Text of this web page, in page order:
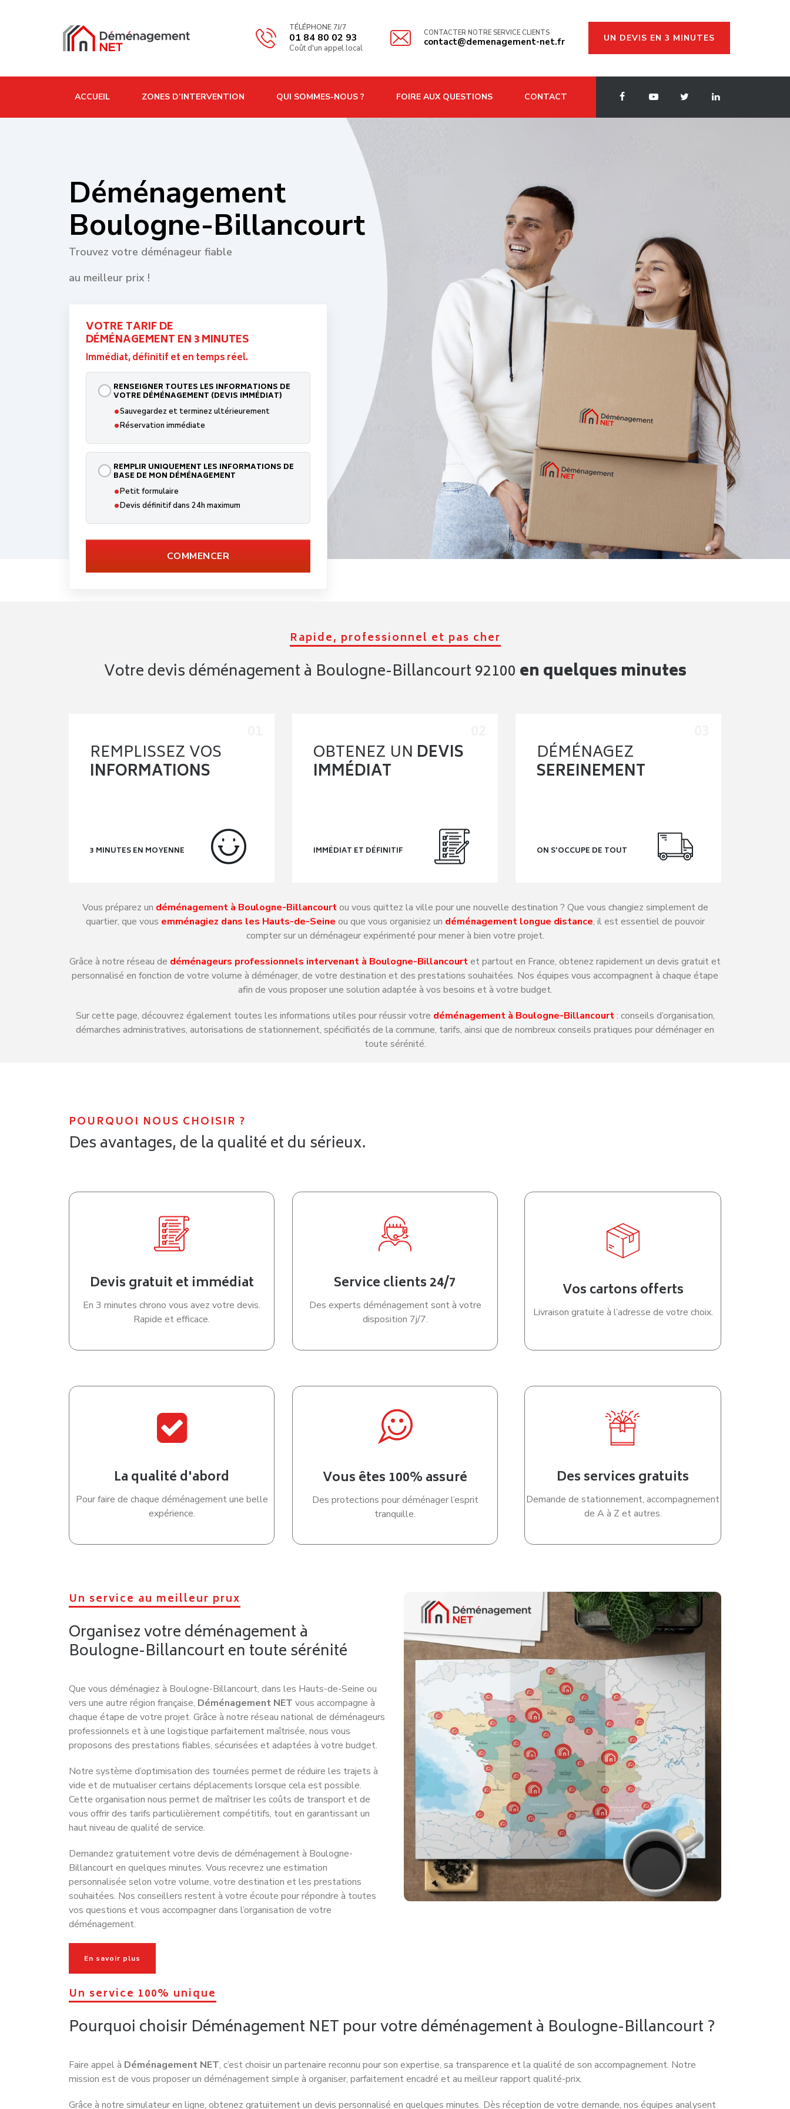
TÉLÉPHONE 7J/7
01 84 80 02 93
Coût d'un appel local
CONTACTER NOTRE SERVICE CLIENTS
contact@demenagement-net.fr UN DEVIS EN 3 MINUTES
ACCUEIL ZONES D’INTERVENTION QUI SOMMES-NOUS ? FOIRE AUX QUESTIONS CONTACT
Déménagement
Boulogne-Billancourt
Trouvez votre déménageur fiable
au meilleur prix !
VOTRE TARIF DE
DÉMÉNAGEMENT EN 3 MINUTES
Immédiat, définitif et en temps réel.
RENSEIGNER TOUTES LES INFORMATIONS DE
VOTRE DÉMÉNAGEMENT (DEVIS IMMÉDIAT)
•Sauvegardez et terminez ultérieurement
•Réservation immédiate
REMPLIR UNIQUEMENT LES INFORMATIONS DE
BASE DE MON DÉMÉNAGEMENT
•Petit formulaire
•Devis définitif dans 24h maximum
COMMENCER
Rapide, professionnel et pas cher
Votre devis déménagement à Boulogne-Billancourt 92100 en quelques minutes
REMPLISSEZ VOS
INFORMATIONS
3 MINUTES EN MOYENNE
OBTENEZ UN DEVIS
IMMÉDIAT
IMMÉDIAT ET DÉFINITIF
DÉMÉNAGEZ
SEREINEMENT
ON S'OCCUPE DE TOUT
Vous préparez un déménagement à Boulogne-Billancourtou vous quittez la ville pour une nouvelle destination ? Que vous changiez simplement de
quartier, que vous emménagiez dans les Hauts-de-Seine ou que vous organisiez un déménagement longue distance, il est essentiel de pouvoir
compter sur un déménageur expérimenté pour mener à bien votre projet.
Grâce à notre réseau de déménageurs professionnels intervenant à Boulogne-Billancourtet partout en France, obtenez rapidement un devis gratuit et
personnalisé en fonction de votre volume à déménager, de votre destination et des prestations souhaitées. Nos équipes vous accompagnent à chaque étape
afin de vous proposer une solution adaptée à vos besoins et à votre budget.
Sur cette page, découvrez également toutes les informations utiles pour réussir votre déménagement à Boulogne-Billancourt: conseils d’organisation,
démarches administratives, autorisations de stationnement, spécificités de la commune, tarifs, ainsi que de nombreux conseils pratiques pour déménager en
toute sérénité.
POURQUOI NOUS CHOISIR ?
Des avantages, de la qualité et du sérieux.
Devis gratuit et immédiat
En 3 minutes chrono vous avez votre devis.
Rapide et efficace.
Service clients 24/7
Des experts déménagement sont à votre
disposition 7j/7.
Vos cartons offerts
Livraison gratuite à l’adresse de votre choix.
La qualité d'abord
Pour faire de chaque déménagement une belle
expérience.
Vous êtes 100% assuré
Des protections pour déménager l’esprit
tranquille.
Des services gratuits
Demande de stationnement, accompagnement
de A à Z et autres.
Un service au meilleur prux
Organisez votre déménagement à
Boulogne-Billancourt en toute sérénité
Que vous déménagiez à Boulogne-Billancourt, dans les Hauts-de-Seine ou
vers une autre région française, Déménagement NET vous accompagne à
chaque étape de votre projet. Grâce à notre réseau national de déménageurs
professionnels et à une logistique parfaitement maîtrisée, nous vous
proposons des prestations fiables, sécurisées et adaptées à votre budget.
Notre système d’optimisation des tournées permet de réduire les trajets à
vide et de mutualiser certains déplacements lorsque cela est possible.
Cette organisation nous permet de maîtriser les coûts de transport et de
vous offrir des tarifs particulièrement compétitifs, tout en garantissant un
haut niveau de qualité de service.
Demandez gratuitement votre devis de déménagement à Boulogne-
Billancourt en quelques minutes. Vous recevrez une estimation
personnalisée selon votre volume, votre destination et les prestations
souhaitées. Nos conseillers restent à votre écoute pour répondre à toutes
vos questions et vous accompagner dans l’organisation de votre
déménagement.
En savoir plus
Un service 100% unique
Pourquoi choisir Déménagement NET pour votre déménagement à Boulogne-Billancourt ?
Faire appel à Déménagement NET, c’est choisir un partenaire reconnu pour son expertise, sa transparence et la qualité de son accompagnement. Notre
mission est de vous proposer un déménagement simple à organiser, parfaitement encadré et au meilleur rapport qualité-prix.
Grâce à notre simulateur en ligne, obtenez gratuitement un devis personnalisé en quelques minutes. Dès réception de votre demande, nos équipes analysent